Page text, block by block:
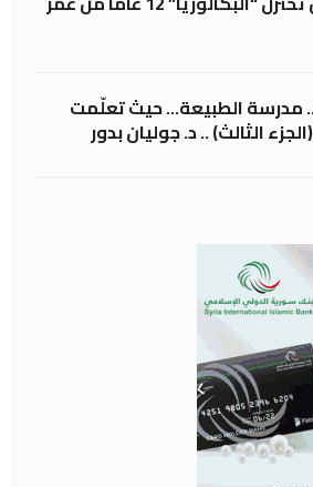
مدرسة الطبيعة… حيث تعلّمت
الثالث) .. د. جوليان بدور